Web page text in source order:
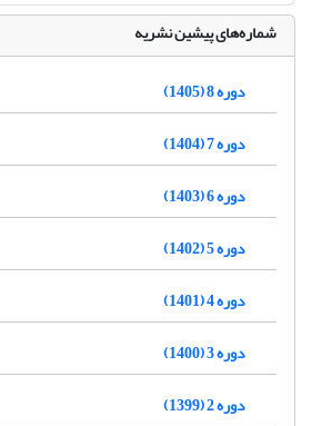
شماره‌های پیشین نشریه
دوره 8 (1405)
دوره 7 (1404)
دوره 6 (1403)
دوره 5 (1402)
دوره 4 (1401)
دوره 3 (1400)
دوره 2 (1399)